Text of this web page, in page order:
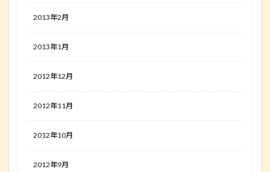
2013年2月
2013年1月
2012年12月
2012年11月
2012年10月
2012年9月